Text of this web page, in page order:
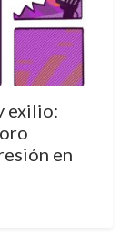
exilio:
en